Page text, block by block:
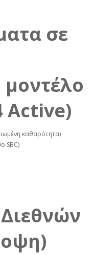
σε
Active)
καθαρότητα)
SBC)